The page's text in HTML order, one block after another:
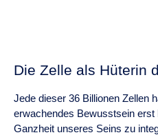
Die Zelle als Hüterin
Jede dieser 36 Billionen Zellen
erwachendes Bewusstsein erst
Ganzheit unseres Seins zu